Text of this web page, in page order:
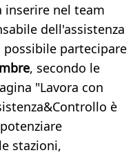
inserire nel team
dell'assistenza
partecipare
, secondo le
"Lavora con
è
stazioni,